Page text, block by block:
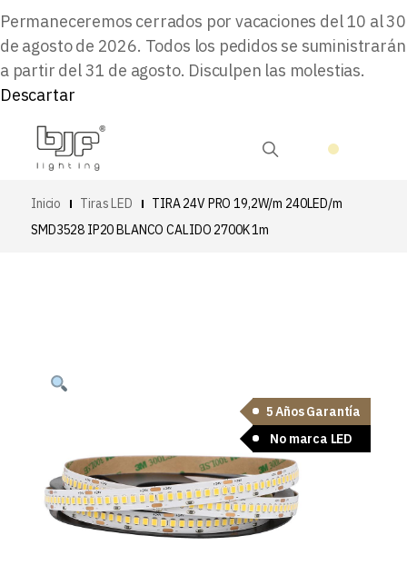
Permaneceremos cerrados por vacaciones del 10 al 30
de agosto de 2026. Todos los pedidos se suministrarán
a partir del 31 de agosto. Disculpen las molestias.
Descartar
Inicio Tiras LED
TIRA 24V PRO 19,2W/m 240LED/m
SMD3528 IP20 BLANCO CALIDO 2700K 1m
5 Años Garantía
No marca LED